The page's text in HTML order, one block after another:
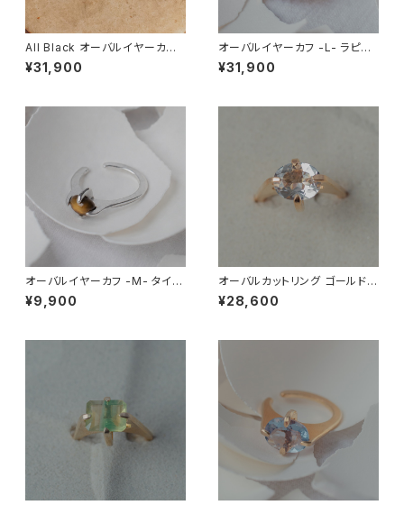
All Black オーバルイヤーカフ -
L- ブラックオニキス
¥31,900
オーバルイヤーカフ -L- ラピス
ラズリ、水晶(ダブレット)
¥31,900
オーバルイヤーカフ -M- タイガ
ーアイ(虎目石)
¥9,900
オーバルカットリング ゴールド
水晶
¥28,600